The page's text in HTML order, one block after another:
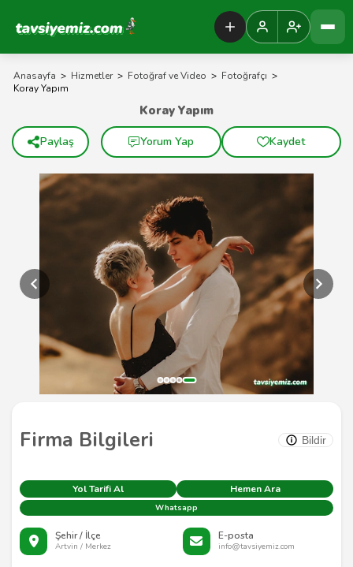
Tavsiyemiz Anasayfa
Anasayfa > Hizmetler > Fotoğraf ve Video > Fotoğrafçı >
Koray Yapım
Firma Bilgileri Bildir
Yol Tarifi Al Hemen Ara
Whatsapp
Şehir / İlçe
Artvin / Merkez
E-posta
info@tavsiyemiz.com
Koray Yapım
Paylaş Yorum Yap Kaydet